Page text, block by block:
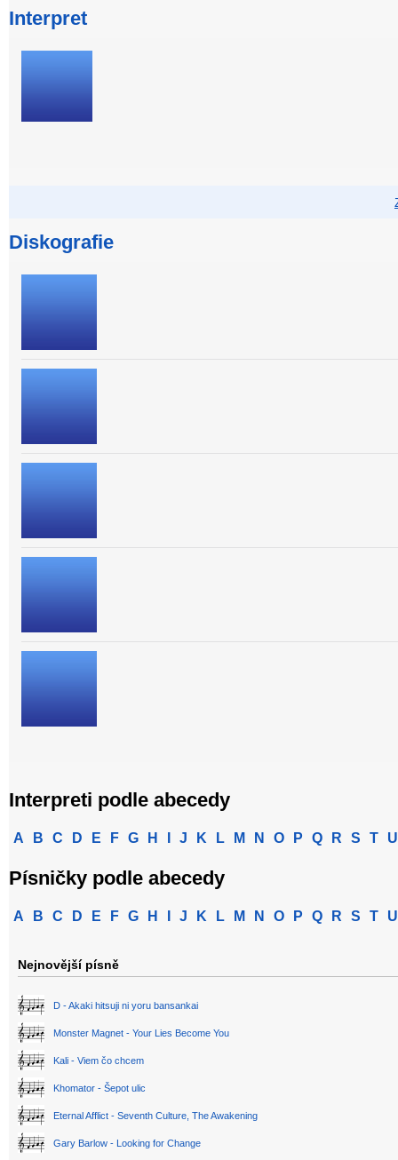
Interpret
Diskografie
Interpreti podle abecedy
A B C D E F G H J K L M N O P Q R S T U
Písničky podle abecedy
A B C D E F G H J K L M N O P Q R S T U
Nejnovější písně
D - Akaki hitsuji ni yoru bansankai
Monster Magnet - Your Lies Become You
Kali - Viem čo chcem
Khomator - Šepot ulic
Eternal Afflict - Seventh Culture, The Awakening
Gary Barlow - Looking for Change